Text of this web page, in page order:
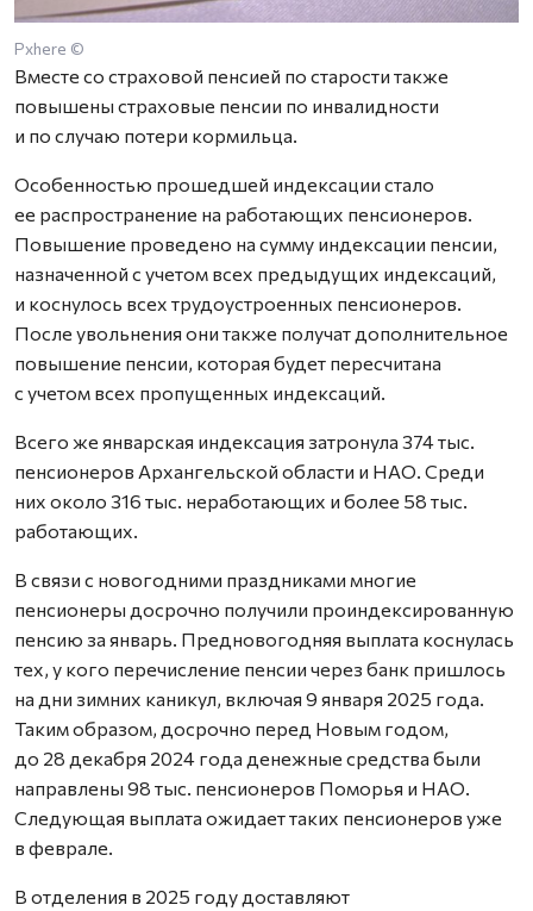
Pxhere ©
Вместе со страховой пенсией по старости также
повышены страховые пенсии по инвалидности
и по случаю потери кормильца.
Особенностью прошедшей индексации стало
ее распространение на работающих пенсионеров.
Повышение проведено на сумму индексации пенсии,
назначенной с учетом всех предыдущих индексаций,
и коснулось всех трудоустроенных пенсионеров.
После увольнения они также получат дополнительное
повышение пенсии, которая будет пересчитана
с учетом всех пропущенных индексаций.
Всего же январская индексация затронула 374 тыс.
пенсионеров Архангельской области и НАО. Среди
них около 316 тыс. неработающих и более 58 тыс.
работающих.
В связи с новогодними праздниками многие
пенсионеры досрочно получили проиндексированную
пенсию за январь. Предновогодняя выплата коснулась
тех, у кого перечисление пенсии через банк пришлось
на дни зимних каникул, включая 9 января 2025 года.
Таким образом, досрочно перед Новым годом,
до 28 декабря 2024 года денежные средства были
направлены 98 тыс. пенсионеров Поморья и НАО.
Следующая выплата ожидает таких пенсионеров уже
в феврале.
В отделения в 2025 году доставляют